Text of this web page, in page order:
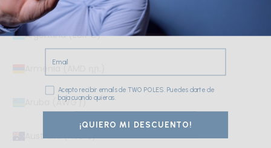
Argentina (EUR €)
Aruba (AWG ƒ)
Australia (AUD $)
Email
Consentimiento
Acepto recibir emails de TWO POLES. Puedes darte de
baja cuando quieras.
¡QUIERO MI DESCUENTO!